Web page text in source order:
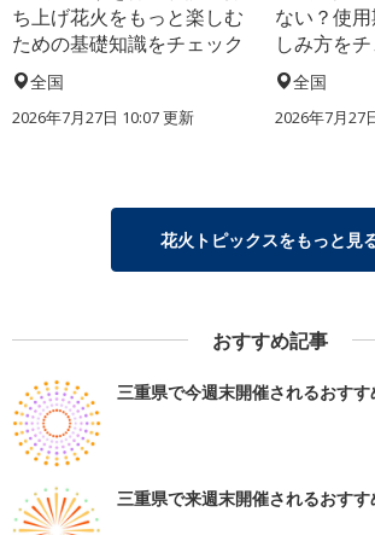
ち上げ花火をもっと楽しむ
ための基礎知識をチェック
全国
2026年7月27日 10:07 更新
ない？使
しみ方をチ
全国
2026年7月27
花火トピックスをもっと見
おすすめ記事
三重県で今週末開催されるおす
三重県で来週末開催されるおす